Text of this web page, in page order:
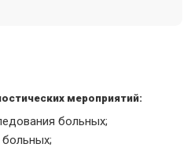
мероприятий:
больных;
больных;